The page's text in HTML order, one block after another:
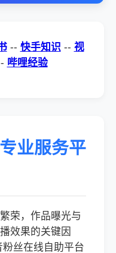
-- 快手知识 -- 视
哔哩经验
业服务平
荣，作品曝光与
效果的关键因
丝在线自助平台